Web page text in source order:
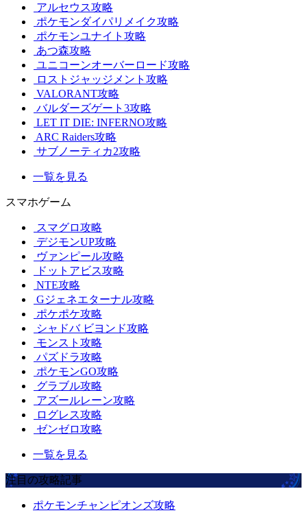
アルセウス攻略
ポケモンダイパリメイク攻略
ポケモンユナイト攻略
あつ森攻略
ユニコーンオーバーロード攻略
ロストジャッジメント攻略
VALORANT攻略
バルダーズゲート3攻略
LET IT DIE: INFERNO攻略
ARC Raiders攻略
サブノーティカ2攻略
一覧を見る
スマホゲーム
スマグロ攻略
デジモンUP攻略
ヴァンピール攻略
ドットアビス攻略
NTE攻略
Gジェネエターナル攻略
ポケポケ攻略
シャドバ ビヨンド攻略
モンスト攻略
パズドラ攻略
ポケモンGO攻略
グラブル攻略
アズールレーン攻略
ログレス攻略
ゼンゼロ攻略
一覧を見る
注目の攻略記事
ポケモンチャンピオンズ攻略